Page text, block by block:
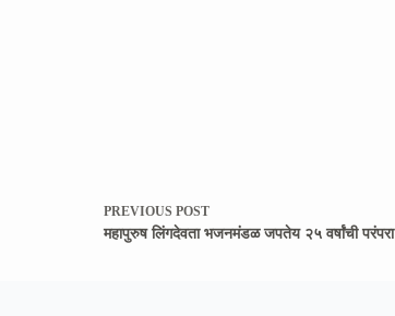
PREVIOUS POST
महापुरुष लिंगदेवता भजनमंडळ जपतेय २५ वर्षांची परंपरा